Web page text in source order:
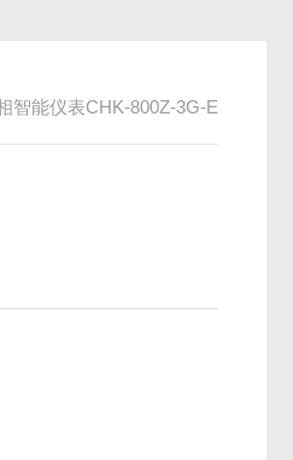
智能仪表CHK-800Z-3G-E